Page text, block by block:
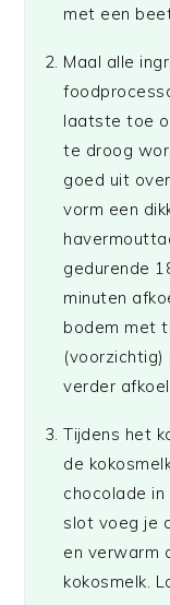
met een
Maal alle
laatste toe
te droog
goed uit
vorm een
gedurende
minuten
bodem met
verder
Tijdens het
de
chocolade
slot voeg je
en verwarm
kokosmelk.